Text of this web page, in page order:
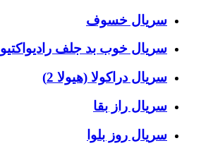
سریال خسوف
سریال خوب بد جلف رادیواکتیو
سریال دراکولا (هیولا 2)
سریال راز بقا
سریال روز بلوا